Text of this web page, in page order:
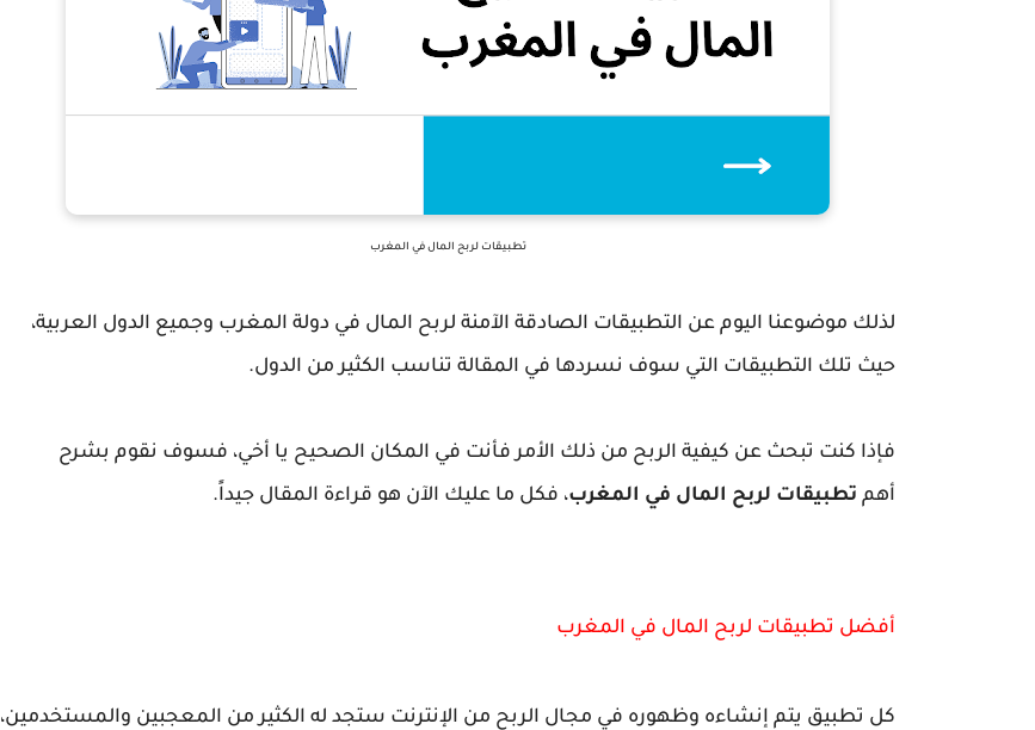
تطبيقات لربح المال في المغرب
لذلك موضوعنا اليوم عن التطبيقات الصادقة الآمنة لربح المال في دولة المغرب وجميع الدول العربية،
حيث تلك التطبيقات التي سوف نسردها في المقالة تناسب الكثير من الدول.
فإذا كنت تبحث عن كيفية الربح من ذلك الأمر فأنت في المكان الصحيح يا أخي، فسوف نقوم بشرح
أهم تطبيقات لربح المال في المغرب، فكل ما عليك الآن هو قراءة المقال جيداً.
أفضل تطبيقات لربح المال في المغرب
كل تطبيق يتم إنشاءه وظهوره في مجال الربح من الإنترنت ستجد له الكثير من المعجبين والمستخدمين،